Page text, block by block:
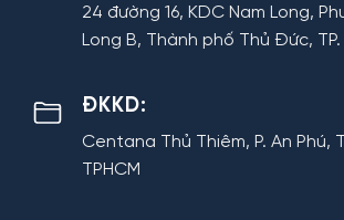
24 đường 16, KDC Nam Long,
Long B, Thành phố Thủ Đức, TP.
ĐKKD:
Centana Thủ Thiêm, P. An Phú,
TPHCM